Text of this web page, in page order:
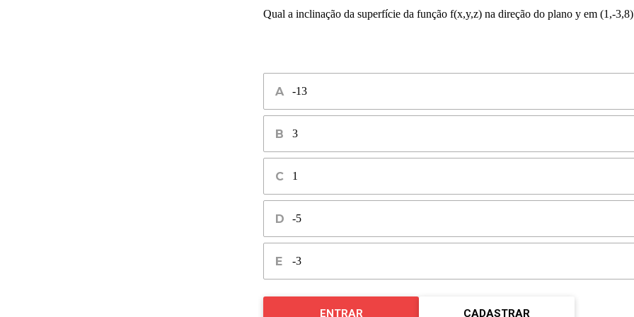
Qual a inclinação da superfície da função f(x,y,z) na direção do plano y em (1,-
-13
3
1
-5
-3
ENTRAR CADASTRAR